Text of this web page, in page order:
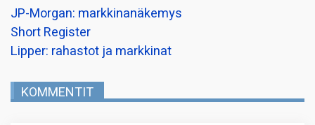
JP-Morgan: markkinanäkemys
Short Register
Lipper: rahastot ja markkinat
KOMMENTIT